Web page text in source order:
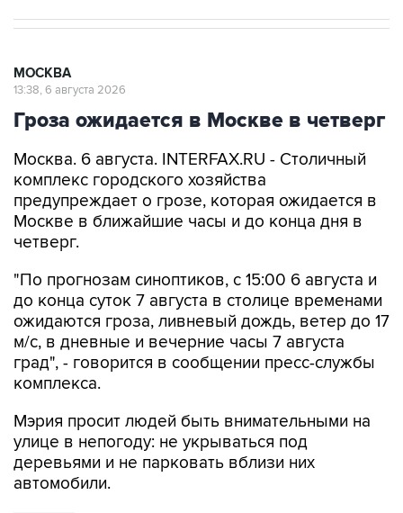
МОСКВА
13:38, 6 августа 2026
Гроза ожидается в Москве в четверг
Москва. 6 августа. INTERFAX.RU - Столичный
комплекс городского хозяйства
предупреждает о грозе, которая ожидается в
Москве в ближайшие часы и до конца дня в
четверг.
"По прогнозам синоптиков, с 15:00 6 августа и
до конца суток 7 августа в столице временами
ожидаются гроза, ливневый дождь, ветер до 17
м/с, в дневные и вечерние часы 7 августа
град", - говорится в сообщении пресс-службы
комплекса.
Мэрия просит людей быть внимательными на
улице в непогоду: не укрываться под
деревьями и не парковать вблизи них
автомобили.